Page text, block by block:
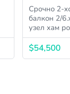
Срочно 2-
балкон 2/
узел хам
$54,500